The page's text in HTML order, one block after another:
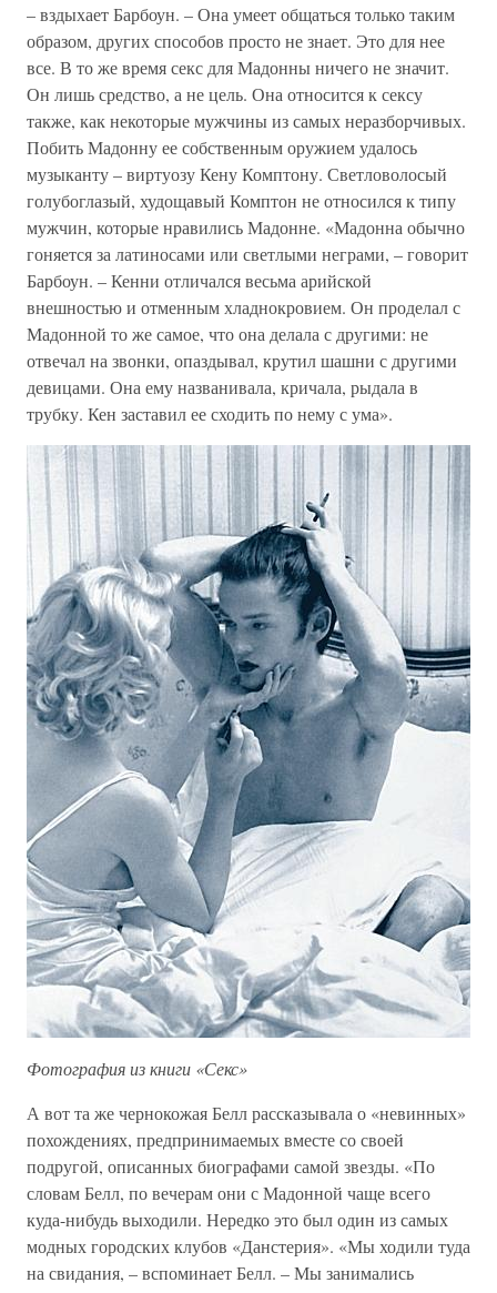
– вздыхает Барбоун. – Она умеет общаться только таким
образом, других способов просто не знает. Это для нее
все. В то же время секс для Мадонны ничего не значит.
Он лишь средство, а не цель. Она относится к сексу
также, как некоторые мужчины из самых неразборчивых.
Побить Мадонну ее собственным оружием удалось
музыканту – виртуозу Кену Комптону. Светловолосый
голубоглазый, худощавый Комптон не относился к типу
мужчин, которые нравились Мадонне. «Мадонна обычно
гоняется за латиносами или светлыми неграми, – говорит
Барбоун. – Кенни отличался весьма арийской
внешностью и отменным хладнокровием. Он проделал с
Мадонной то же самое, что она делала с другими: не
отвечал на звонки, опаздывал, крутил шашни с другими
девицами. Она ему названивала, кричала, рыдала в
трубку. Кен заставил ее сходить по нему с ума».
Фотография из книги «Секс»
А вот та же чернокожая Белл рассказывала о «невинных»
похождениях, предпринимаемых вместе со своей
подругой, описанных биографами самой звезды. «По
словам Белл, по вечерам они с Мадонной чаще всего
куда-нибудь выходили. Нередко это был один из самых
модных городских клубов «Данстерия». «Мы ходили туда
на свидания, – вспоминает Белл. – Мы занимались